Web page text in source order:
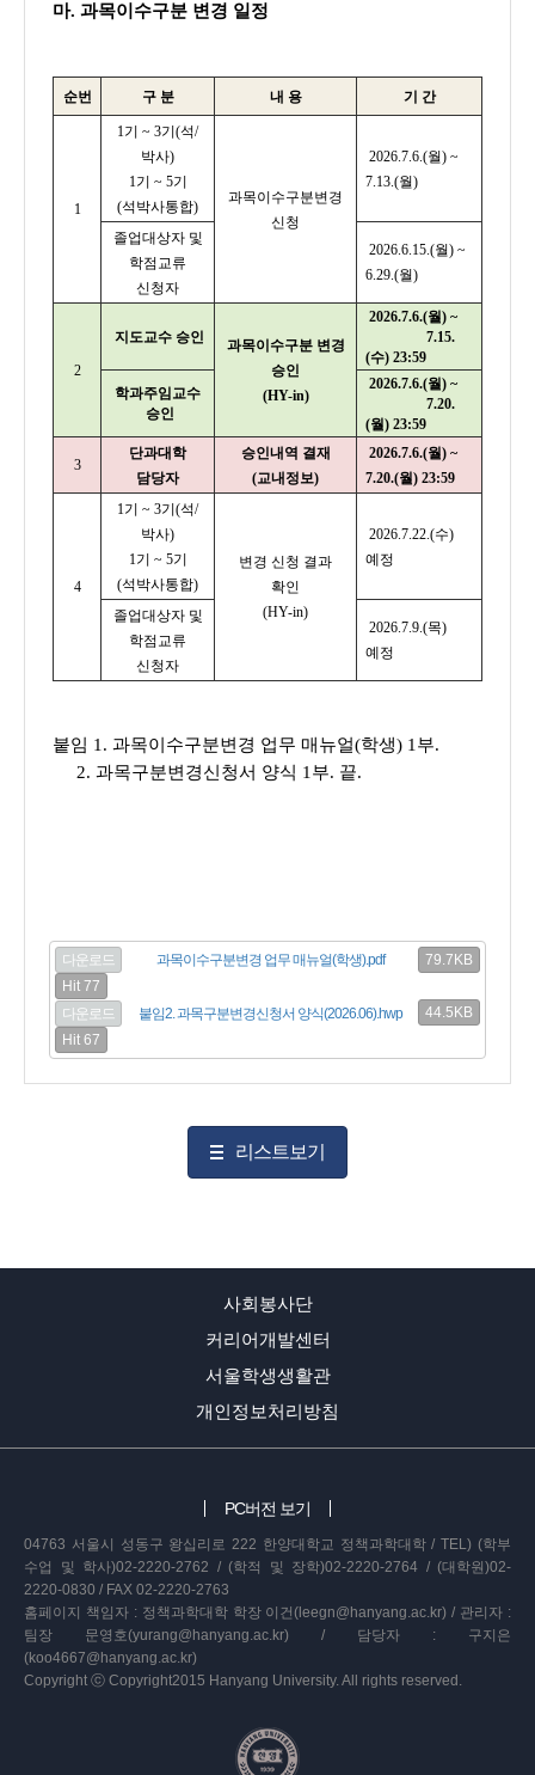
마. 과목이수구분 변경 일정
순번 구 분 내 용 기 간
1
1기 ~ 3기(석/
박사)
1기 ~ 5기
(석박사통합)
과목이수구분변경
신청
2026.7.6.(월) ~
7.13.(월)
졸업대상자 및
학점교류
신청자
2026.6.15.(월) ~
6.29.(월)
2
지도교수 승인
과목이수구분 변경
승인
(HY-in)
2026.7.6.(월) ~
7.15.
(수) 23:59
학과주임교수
승인
2026.7.6.(월) ~
7.20.
(월) 23:59
3
단과대학
담당자
승인내역 결재
(교내정보)
2026.7.6.(월) ~
7.20.(월) 23:59
4
1기 ~ 3기(석/
박사)
1기 ~ 5기
(석박사통합)
변경 신청 결과
확인
(HY-in)
2026.7.22.(수)
예정
졸업대상자 및
학점교류
신청자
2026.7.9.(목)
예정
붙임 1. 과목이수구분변경 업무 매뉴얼(학생) 1부.
2. 과목구분변경신청서 양식 1부. 끝.
다운로드 과목이수구분변경 업무 매뉴얼(학생).pdf
79.7KB
Hit 77
다운로드
붙임2. 과목구분변경신청서 양식(2026.06).hwp
44.5KB
Hit 67
리스트보기
사회봉사단
커리어개발센터
서울학생생활관
개인정보처리방침
PC버전 보기
04763 서울시 성동구 왕십리로 222 한양대학교 정책과학대학 / TEL) (학부
수업 및 학사)02-2220-2762 / (학적 및 장학)02-2220-2764 / (대학원)02-
2220-0830 / FAX 02-2220-2763
홈페이지 책임자 : 정책과학대학 학장 이건(leegn@hanyang.ac.kr) / 관리자 :
팀장 문영호(yurang@hanyang.ac.kr) / 담당자 : 구지은
(koo4667@hanyang.ac.kr)
Copyright ⓒ Copyright2015 Hanyang University. All rights reserved.